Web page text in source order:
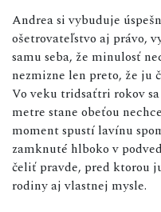
Andrea si vybuduje
ošetrovateľstvo aj právo,
samu seba, že minulosť
nezmizne len preto, že ju
Vo veku tridsaťtri rokov
metre stane obeťou
moment spustí lavínu
zamknuté hlboko v
čeliť pravde, pred ktorou
rodiny aj vlastnej mysle.